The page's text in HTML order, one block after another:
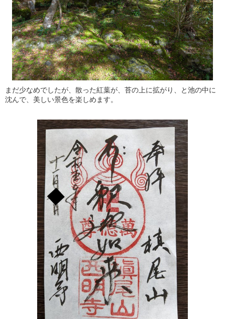
まだ少なめでしたが、散った紅葉が、苔の上に拡がり、と池の中に
沈んで、美しい景色を楽しめます。